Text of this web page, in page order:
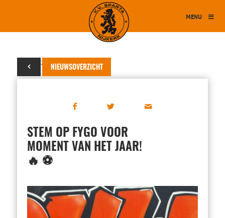
MENU
NIEUWSOVERZICHT
29 mei 2026
STEM OP FYGO VOOR
MOMENT VAN HET JAAR!
🔥 ⚽️